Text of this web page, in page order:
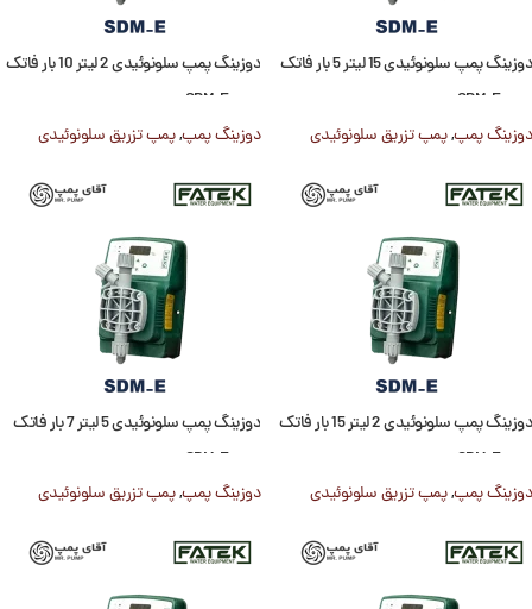
دوزینگ پمپ سلونوئیدی 15 لیتر 5 بار فاتک
سری SDM-E
دوزینگ پمپ,پمپ تزریق سلونوئیدی
دوزینگ پمپ سلونوئیدی 2 لیتر 10 بار فاتک
سری SDM-E
دوزینگ پمپ,پمپ تزریق سلونوئیدی
دوزینگ پمپ سلونوئیدی 2 لیتر 15 بار فاتک
سری SDM-E
دوزینگ پمپ,پمپ تزریق سلونوئیدی
دوزینگ پمپ سلونوئیدی 5 لیتر 7 بار فاتک
سری SDM-E
دوزینگ پمپ,پمپ تزریق سلونوئیدی